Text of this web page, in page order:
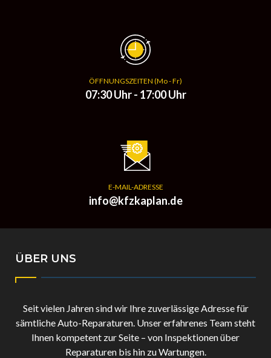
ÖFFNUNGSZEITEN (Mo - Fr)
07:30 Uhr - 17:00 Uhr
E-MAIL-ADRESSE
info@kfzkaplan.de
ÜBER UNS
Seit vielen Jahren sind wir Ihre zuverlässige Adresse für
sämtliche Auto-Reparaturen. Unser erfahrenes Team steht
Ihnen kompetent zur Seite – von Inspektionen über
Reparaturen bis hin zu Wartungen.